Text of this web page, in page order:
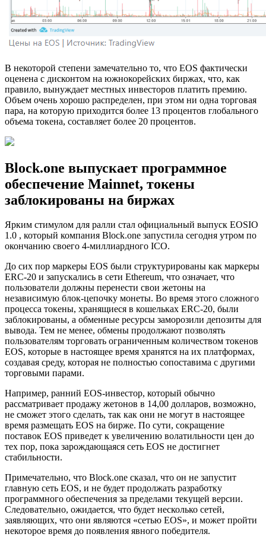
В некоторой степени замечательно то, что EOS фактически
оценена с дисконтом на южнокорейских биржах, что, как
правило, вынуждает местных инвесторов платить премию.
Объем очень хорошо распределен, при этом ни одна торговая
пара, на которую приходится более 13 процентов глобального
объема токена, составляет более 20 процентов.
Block.one выпускает программное
обеспечение Mainnet, токены
заблокированы на биржах
Ярким стимулом для ралли стал официальный выпуск EOSIO
1.0 , который компания Block.one запустила сегодня утром по
окончанию своего 4-миллиардного ICO.
До сих пор маркеры EOS были структурированы как маркеры
ERC-20 и запускались в сети Ethereum, что означает, что
пользователи должны перенести свои жетоны на
независимую блок-цепочку монеты. Во время этого сложного
процесса токены, хранящиеся в кошельках ERC-20, были
заблокированы, а обменные ресурсы заморозили депозиты для
вывода. Тем не менее, обмены продолжают позволять
пользователям торговать ограниченным количеством токенов
EOS, которые в настоящее время хранятся на их платформах,
создавая среду, которая не полностью сопоставима с другими
торговыми парами.
Например, ранний EOS-инвестор, который обычно
рассматривает продажу жетонов в 14,00 долларов, возможно,
не сможет этого сделать, так как они не могут в настоящее
время размещать EOS на бирже. По сути, сокращение
поставок EOS приведет к увеличению волатильности цен до
тех пор, пока зарождающаяся сеть EOS не достигнет
стабильности.
Примечательно, что Block.one сказал, что он не запустит
главную сеть EOS, и не будет продолжать разработку
программного обеспечения за пределами текущей версии.
Следовательно, ожидается, что будет несколько сетей,
заявляющих, что они являются «сетью EOS», и может пройти
некоторое время до появления явного победителя.